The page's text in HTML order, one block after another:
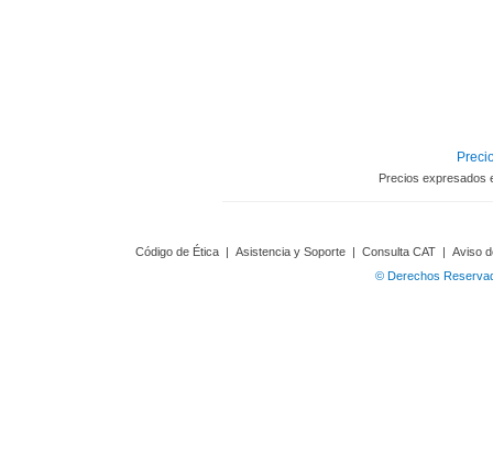
Precios expresados
Código de Ética | Asistencia y Soporte | Consulta CAT | Aviso
© Derechos